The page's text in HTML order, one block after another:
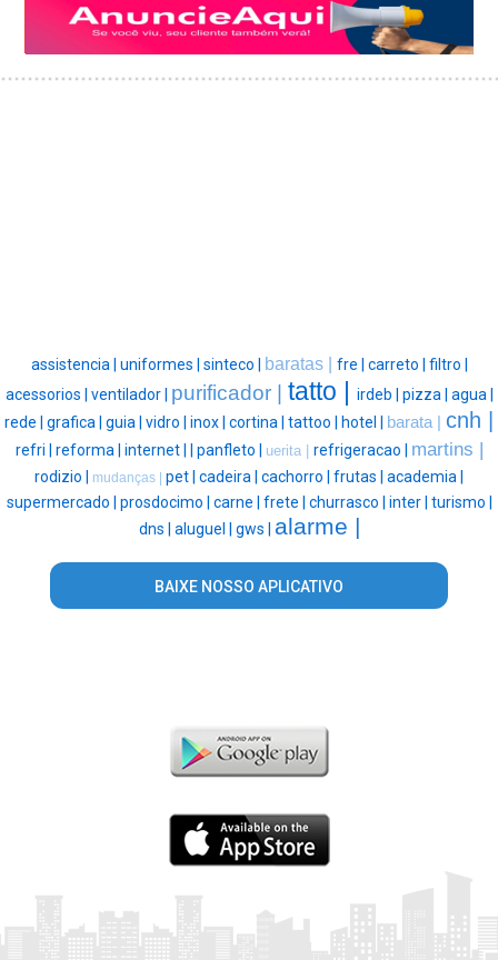
assistencia | uniformes | sinteco | baratas | fre | carreto | filtro |
acessorios | ventilador | purificador | tatto | irdeb | pizza | agua |
rede | grafica | guia | vidro | inox | cortina | tattoo | hotel | barata | cnh |
refri | reforma | internet | panfleto | uerita | refrigeracao | martins |
rodizio | mudanças | pet | cadeira | cachorro | frutas | academia |
supermercado | prosdocimo | carne | frete | churrasco | inter | turismo |
dns | aluguel | gws | alarme |
BAIXE NOSSO APLICATIVO